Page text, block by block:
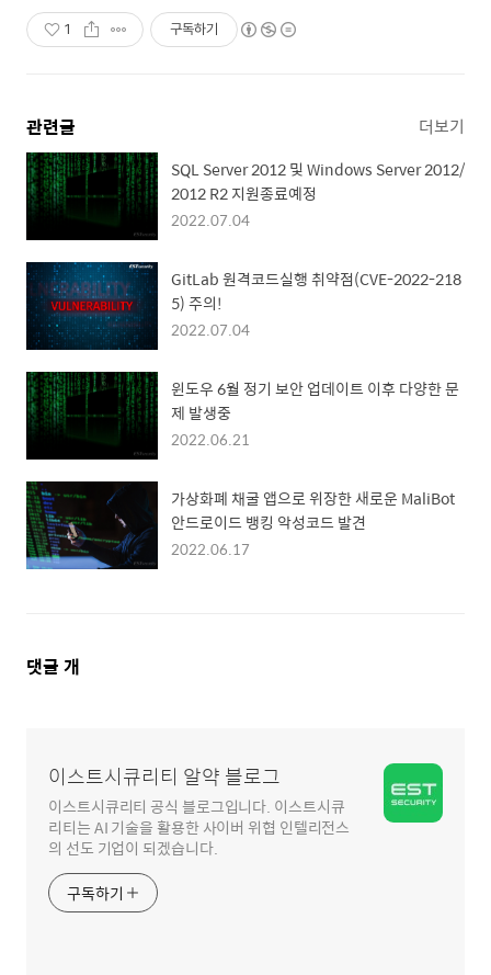
1 구독하기
관련글 더보기
SQL Server 2012 및 Windows Server 2012/
2012 R2 지원종료예정
2022.07.04
GitLab 원격코드실행 취약점(CVE-2022-218
5) 주의!
2022.07.04
윈도우 6월 정기 보안 업데이트 이후 다양한 문
제 발생중
2022.06.21
가상화폐 채굴 앱으로 위장한 새로운 MaliBot
안드로이드 뱅킹 악성코드 발견
2022.06.17
댓
댓글 개
이스트시큐리티 알약 블로그
이스트시큐리티 공식 블로그입니다. 이스트시큐
리티는 AI 기술을 활용한 사이버 위협 인텔리전스
의 선도 기업이 되겠습니다.
구독하기